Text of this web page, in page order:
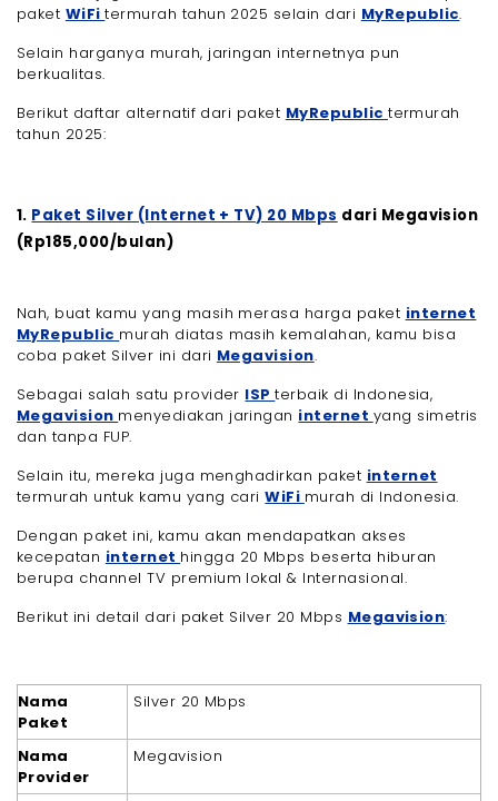
paket WiFitermurah tahun 2025 selain dari MyRepublic.
Selain harganya murah, jaringan internetnya pun
berkualitas.
Berikut daftar alternatif dari paket MyRepublictermurah
tahun 2025:
1. Paket Silver (Internet + TV) 20 Mbps dari Megavision
(Rp185,000/bulan)
Nah, buat kamu yang masih merasa harga paket internet
MyRepublic murah diatas masih kemalahan, kamu bisa
coba paket Silver ini dari Megavision.
Sebagai salah satu provider ISPterbaik di Indonesia,
Megavision menyediakan jaringan internet yang simetris
dan tanpa FUP.
Selain itu, mereka juga menghadirkan paket internet
termurah untuk kamu yang cariWiFi murah di Indonesia.
Dengan paket ini, kamu akan mendapatkan akses
kecepatan internet hingga 20 Mbps beserta hiburan
berupa channel TV premium lokal & Internasional.
Berikut ini detail dari paket Silver 20 Mbps Megavision:
Nama
Paket
Silver 20 Mbps
Nama
Provider
Megavision